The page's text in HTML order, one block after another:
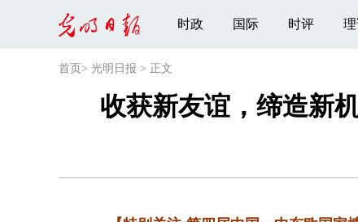
时政 国际 时评
首页 > 光明日报 > 正文
收获新友谊，缔造新